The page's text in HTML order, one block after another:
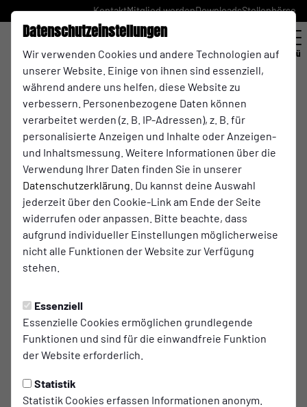
Datenschutzeinstellungen
Wir verwenden Cookies und andere Technologien auf
unserer Website. Einige von ihnen sind essenziell,
während andere uns helfen, diese Website zu
verbessern. Personenbezogene Daten können
verarbeitet werden (z. B. IP-Adressen), z. B. für
personalisierte Anzeigen und Inhalte oder Anzeigen-
und Inhaltsmessung. Weitere Informationen über die
Verwendung Ihrer Daten finden Sie in unserer
Datenschutzerklärung . Du kannst deine Auswahl
jederzeit über den Cookie-Link am Ende der Seite
widerrufen oder anpassen. Bitte beachte, dass
aufgrund individueller Einstellungen möglicherweise
nicht alle Funktionen der Website zur Verfügung
stehen.
Essenziell
Essenzielle Cookies ermöglichen grundlegende
Funktionen und sind für die einwandfreie Funktion
der Website erforderlich.
Statistik
Statistik Cookies erfassen Informationen anonym.
KontaktMitglied werdenDownloadsStellenbörse
Menü
Allgemein
02.06.2026 09:46 Uhr
Familien Trödelmarkt Auf der
Emst 2026